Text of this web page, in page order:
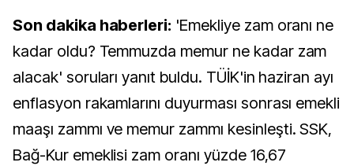
Son dakika haberleri: 'Emekliye zam oranı ne
kadar oldu? Temmuzda memur ne kadar zam
alacak' soruları yanıt buldu. TÜİK'in haziran ayı
enflasyon rakamlarını duyurması sonrası emekli
maaşı zammı ve memur zammı kesinleşti. SSK,
Bağ-Kur emeklisi zam oranı yüzde 16,67